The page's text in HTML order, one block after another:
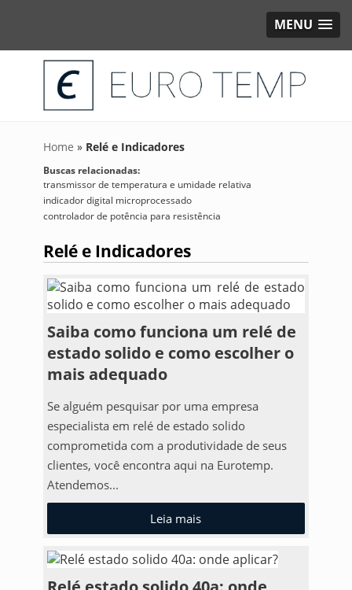
MENU
Home » Relé e Indicadores
Buscas relacionadas:
transmissor de temperatura e umidade relativa
indicador digital microprocessado
controlador de potência para resistência
Relé e Indicadores
Saiba como funciona um relé de
estado solido e como escolher o
mais adequado
Se alguém pesquisar por uma empresa
especialista em relé de estado solido
comprometida com a produtividade de seus
clientes, você encontra aqui na Eurotemp.
Atendemos...
Leia mais